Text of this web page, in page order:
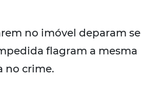
no imóvel deparam
flagram a mesma
no crime.